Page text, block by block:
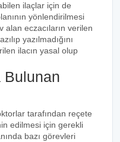
ilaçlar için de
yönlendirilmesi
alan eczacıların verilen
yazılmadığını
ilacın yasal olup
Bulunan
tarafından reçete
edilmesi için gerekli
bazı görevleri